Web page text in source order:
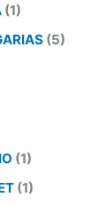
(1)
(5)
(1)
(1)